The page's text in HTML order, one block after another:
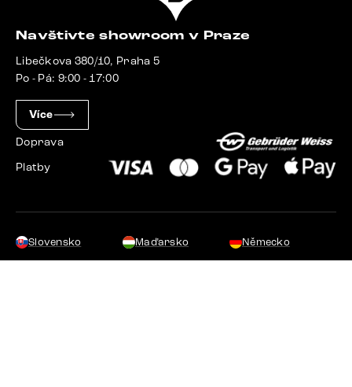
Navštivte showroom v Praze
Libečkova 380/10, Praha 5
Po - Pá: 9:00 - 17:00
Více
Doprava
Platby
Slovensko Maďarsko Německo